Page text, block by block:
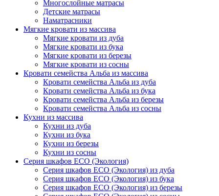
Многослойные матрасы
Детские матрасы
Наматрасники
Мягкие кровати из массива
Мягкие кровати из дуба
Мягкие кровати из бука
Мягкие кровати из березы
Мягкие кровати из сосны
Кровати семейства Альба из массива
Кровати семейства Альба из дуба
Кровати семейства Альба из бука
Кровати семейства Альба из березы
Кровати семейства Альба из сосны
Кухни из массива
Кухни из дуба
Кухни из бука
Кухни из березы
Кухни из сосны
Серия шкафов ECO (Экология)
Серия шкафов ECO (Экология) из дуба
Серия шкафов ECO (Экология) из бука
Серия шкафов ECO (Экология) из березы